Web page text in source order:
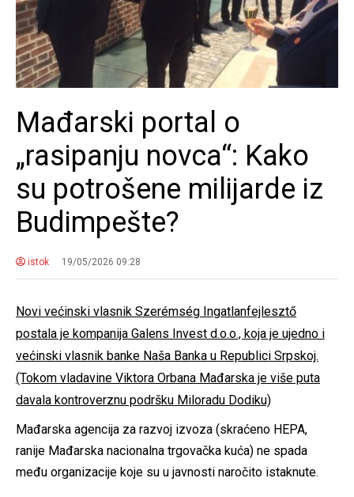
Mađarski portal o
„rasipanju novca“: Kako
su potrošene milijarde iz
Budimpešte?
istok 19/05/2026 09:28
Novi većinski vlasnik Szerémség Ingatlanfejlesztő
postala je kompanija Galens Invest d.o.o., koja je ujedno i
većinski vlasnik banke Naša Banka u Republici Srpskoj.
(Tokom vladavine Viktora Orbana Mađarska je više puta
davala kontroverznu podršku Miloradu Dodiku)
Mađarska agencija za razvoj izvoza (skraćeno HEPA,
ranije Mađarska nacionalna trgovačka kuća) ne spada
među organizacije koje su u javnosti naročito istaknute.